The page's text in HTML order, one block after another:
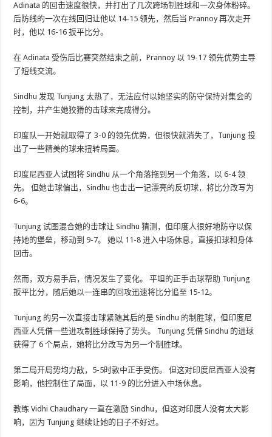
Adinata 的回击速度很快，并打出了几次跨场制胜球和一次身体粉碎。
后防线的一次在线回归让他以 14-15 领先，然后当 Prannoy 再次走开
时，他以 16-16 扳平比分。
在 Adinata 受伤后比赛突然结束之前，Prannoy 以 19-17 领先优势主导
了短线交流。
Sindhu 发现 Tunjung 太热了，无法应付以她坚实的防守保持对集会的
控制，并产生她狡猾的击球来完成得分。
印度队一开始就取得了 3-0 的领先优势，但很快就消失了，Tunjung 投
出了一些精美的球来扭转局面。
印度尼西亚人试图将 Sindhu 从一个角落拖到另一个角落，以 6-4 领
先。 但她击球偏出，Sindhu 也击出一记漂亮的反切球，将比分改写为
6-6。
Tunjung 试图混合她的击球让 Sindhu 猜测，但印度人很好地防守以保
持她的堡垒，移动到 9-7。 她以 11-8 进入中场休息，直接扣球和身体
回击。
然而，双方易手后，情况发生了变化。 平坦的正手击球帮助 Tunjung
扳平比分，随后她以一连串的回攻迅速将比分追至 15-12。
Tunjung 的另一次直接击球紧随其后的是 Sindhu 的制胜球，但印度尼
西亚人凭借一些进攻制胜球保持了势头。 Tunjung 凭借 Sindhu 的进球
获得了 6 个局点，她将比分改写为另一个制胜球。
第二局开局势均力敌，5-5时敦中正手受伤。 但这对印度尼西亚人没有
影响，他控制住了局面，以 11-9 的比分进入中场休息。
教练 Vidhi Chaudhary 一直在激励 Sindhu，但这对印度人没有太大影
响，因为 Tunjung 继续让她的日子不好过。